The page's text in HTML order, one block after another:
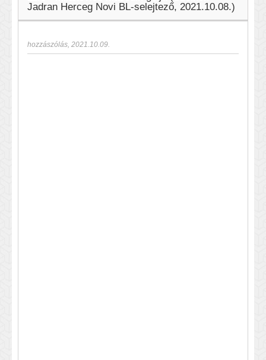
Jadran Herceg Novi BL-selejtező, 2021.10.08.)
hozzászólás, 2021.10.09.